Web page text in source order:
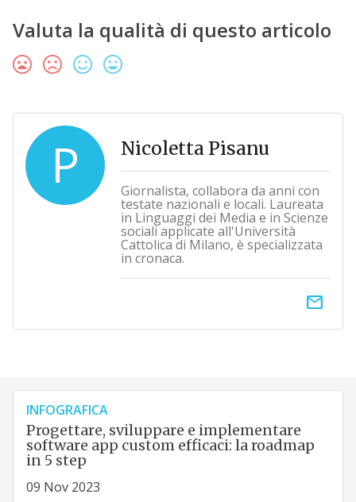
Valuta la qualità di questo articolo
P Nicoletta Pisanu
Giornalista, collabora da anni con
testate nazionali e locali. Laureata
in Linguaggi dei Media e in Scienze
sociali applicate all'Università
Cattolica di Milano, è specializzata
in cronaca.
email
INFOGRAFICA
Progettare, sviluppare e implementare
software app custom efficaci: la roadmap
in 5 step
09 Nov 2023